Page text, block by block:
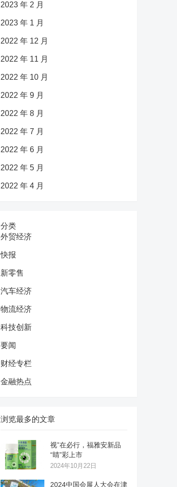
2023 年 2 月
2023 年 1 月
2022 年 12 月
2022 年 11 月
2022 年 10 月
2022 年 9 月
2022 年 8 月
2022 年 7 月
2022 年 6 月
2022 年 5 月
2022 年 4 月
分类
外贸经济
快报
新零售
汽车经济
物流经济
科技创新
要闻
财经专栏
金融热点
浏览最多的文章
视”在必行，福雅安新品
“睛”彩上市
2024年10月22日
2024中国会展人大会在津